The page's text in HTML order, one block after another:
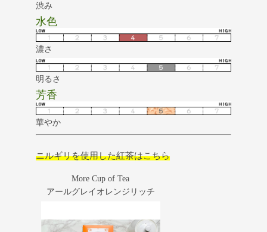
渋み
水色
濃さ
明るさ
芳香
華やか
ニルギリを使用した紅茶はこちら
More Cup of Tea
アールグレイオレンジリッチ